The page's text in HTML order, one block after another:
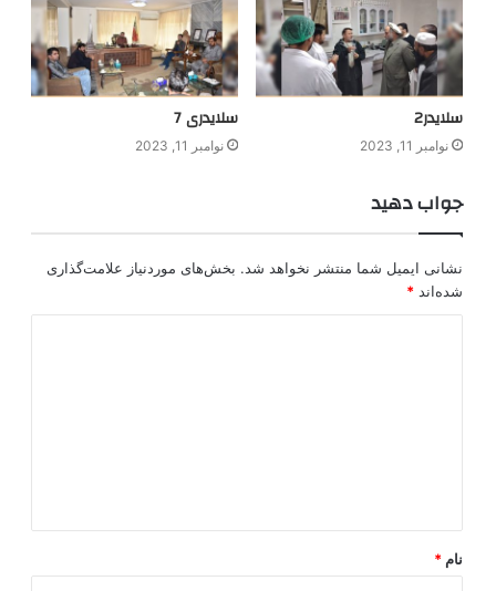
سلایدر2
نوامبر 11, 2023
سلایدری 7
نوامبر 11, 2023
جواب دهید
نشانی ایمیل شما منتشر نخواهد شد. بخش‌های موردنیاز علامت‌گذاری
شده‌اند *
*
نام *